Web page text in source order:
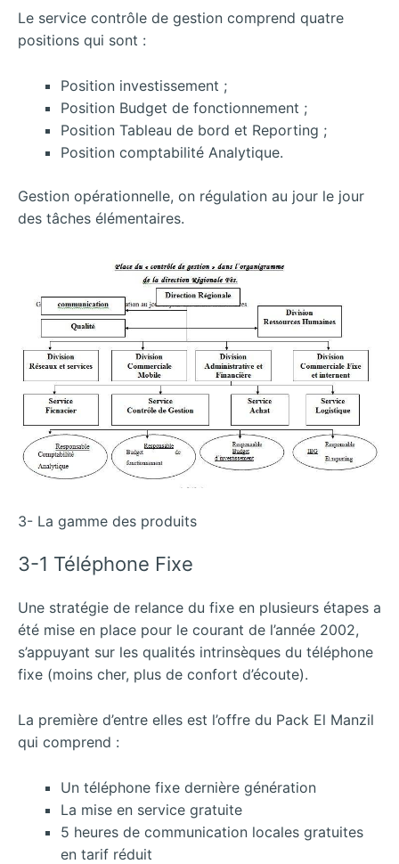
Le service contrôle de gestion comprend quatre
positions qui sont :
Position investissement ;
Position Budget de fonctionnement ;
Position Tableau de bord et Reporting ;
Position comptabilité Analytique.
Gestion opérationnelle, on régulation au jour le jour
des tâches élémentaires.
3- La gamme des produits
3-1 Téléphone Fixe
Une stratégie de relance du fixe en plusieurs étapes a
été mise en place pour le courant de l’année 2002,
s’appuyant sur les qualités intrinsèques du téléphone
fixe (moins cher, plus de confort d’écoute).
La première d’entre elles est l’offre du Pack El Manzil
qui comprend :
Un téléphone fixe dernière génération
La mise en service gratuite
5 heures de communication locales gratuites
en tarif réduit